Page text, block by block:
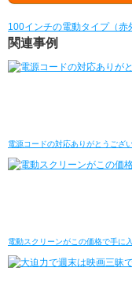
100インチの電動タイプ（
関連事例
電源コードの対応ありがとうござ
電動スクリーンがこの価格で手に